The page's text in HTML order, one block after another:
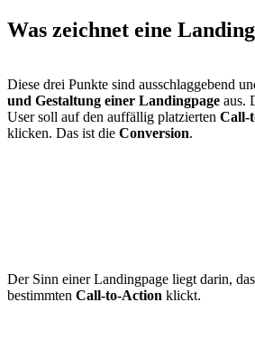
Was zeichnet eine
Diese drei Punkte sind ausschlaggebend
und Gestaltung einer Landingpage aus.
User soll auf den auffällig platzierten Call-
klicken. Das ist die Conversion.
Der Sinn einer Landingpage liegt darin,
bestimmten Call-to-Action klickt.